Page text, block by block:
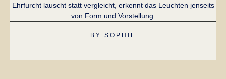
Ehrfurcht lauscht statt vergleicht, erkennt das Leuchten jenseits
von Form und Vorstellung.
BY SOPHIE